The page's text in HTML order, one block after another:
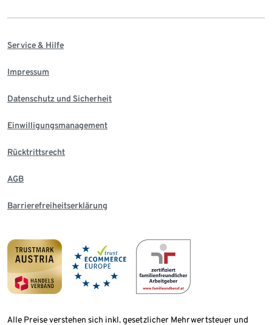
Service & Hilfe
Impressum
Datenschutz und Sicherheit
Einwilligungsmanagement
Rücktrittsrecht
AGB
Barrierefreiheitserklärung
Alle Preise verstehen sich inkl. gesetzlicher Mehrwertsteuer und